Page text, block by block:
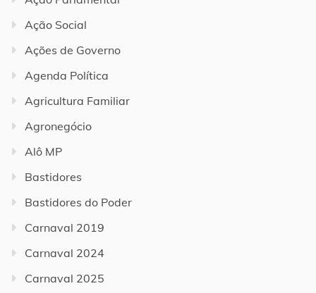
Ação Social
Ações de Governo
Agenda Política
Agricultura Familiar
Agronegócio
Alô MP
Bastidores
Bastidores do Poder
Carnaval 2019
Carnaval 2024
Carnaval 2025